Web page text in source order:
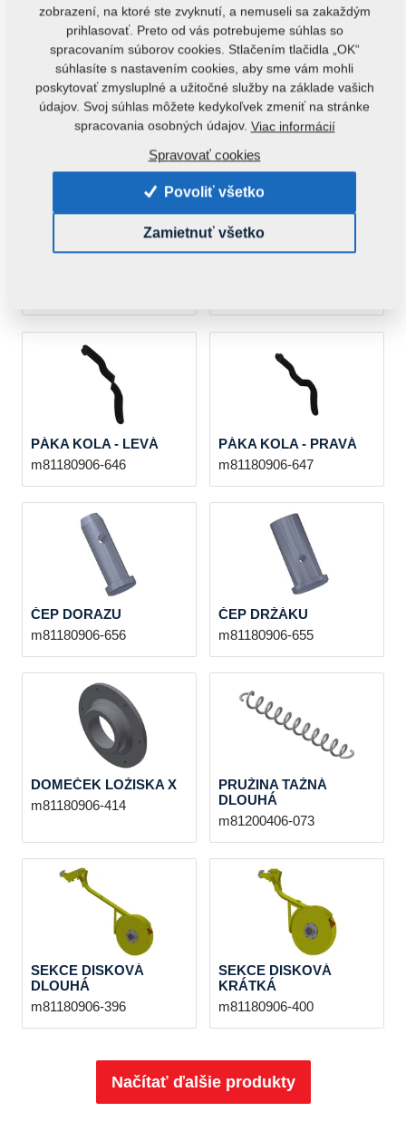
PŘÍTLAČNÉ KOLEČKO
m81180906-762
PŘÍTLAČNÉ KOLO
m81200406-420
DRŽÁK
DRŽÁK
PÁKA KOLA - LEVÁ
m81180906-646
PÁKA KOLA - PRAVÁ
m81180906-647
ČEP DORAZU
m81180906-656
ČEP DRŽÁKU
m81180906-655
DOMEČEK LOŽISKA X
m81180906-414
PRUŽINA TAŽNÁ
DLOUHÁ
m81200406-073
SEKCE DISKOVÁ
DLOUHÁ
m81180906-396
SEKCE DISKOVÁ
KRÁTKÁ
m81180906-400
Načítať ďalšie produkty
zobrazení, na ktoré ste zvyknutí, a nemuseli sa zakaždým
prihlasovať. Preto od vás potrebujeme súhlas so
spracovaním súborov cookies. Stlačením tlačidla „OK“
súhlasíte s nastavením cookies, aby sme vám mohli
poskytovať zmysluplné a užitočné služby na základe vašich
údajov. Svoj súhlas môžete kedykoľvek zmeniť na stránke
spracovania osobných údajov. Viac informácií
Spravovať cookies
Povoliť všetko
Zamietnuť všetko